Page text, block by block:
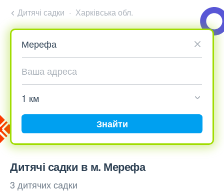
Дитячі садки Харківська обл.
Знайти
Дитячі садки в м. Мерефа
3 дитячих садки